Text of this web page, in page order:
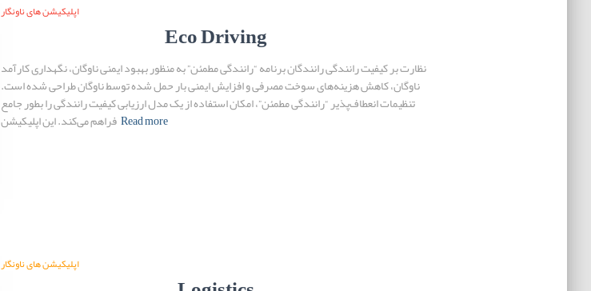
اپلیکیشن های ناونگار
Eco Driving
نظارت بر کیفیت رانندگی رانندگان برنامه “رانندگی مطمئن” به منظور بهبود ایمنی ناوگان، نگهداری کارآمد
ناوگان، کاهش هزینه‌های سوخت مصرفی و افزایش ایمنی بار حمل شده توسط ناوگان طراحی شده است.
تنظیمات انعطاف‌پذیر “رانندگی مطمئن”، امکان استفاده از یک مدل ارزیابی کیفیت رانندگی را بطور جامع
فراهم می‌کند. این اپلیکیشنRead more
اپلیکیشن های ناونگار